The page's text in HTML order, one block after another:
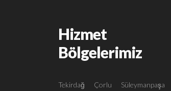
Hizmet
Bölgelerimiz
Tekirdağ Çorlu
Süleymanpaşa